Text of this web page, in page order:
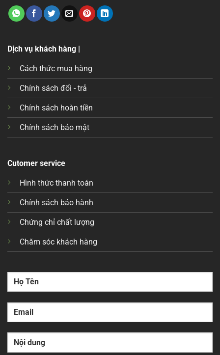
Dịch vụ khách hàng |
Cách thức mua hàng
Chính sách đổi - trả
Chính sách hoàn tiền
Chính sách bảo mật
Cutomer service
Hình thức thanh toán
Chính sách bảo hành
Chứng chỉ chất lượng
Chăm sóc khách hàng